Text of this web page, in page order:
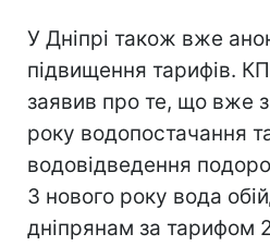
У Дніпрі також вже
підвищення тарифів.
заявив про те, що вже з
року водопостачання
водовідведення
З нового року вода
дніпрянам за тарифом